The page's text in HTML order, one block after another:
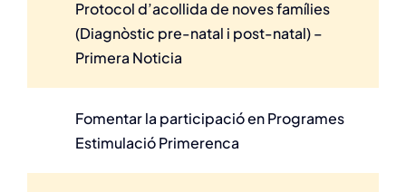
Protocol d’acollida de noves famílies
(Diagnòstic pre-natal i post-natal) –
Primera Noticia
Fomentar la participació en Programes
Estimulació Primerenca